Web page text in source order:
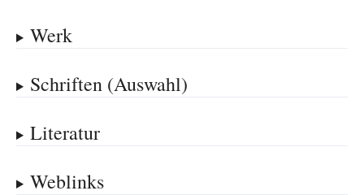
Werk
Schriften (Auswahl)
Literatur
Weblinks